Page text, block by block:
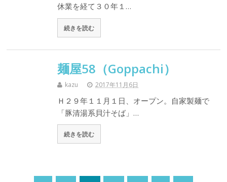
休業を経て３０年１…
続きを読む
麺屋58（Goppachi）
kazu 2017年11月6日
Ｈ２９年１１月１日、オープン。自家製麺で
「豚清湯系貝汁そば」…
続きを読む